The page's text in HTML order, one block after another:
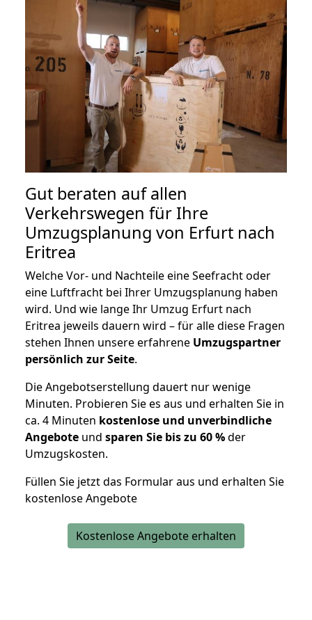
Gut beraten auf allen
Verkehrswegen für Ihre
Umzugsplanung von Erfurt nach
Eritrea
Welche Vor- und Nachteile eine Seefracht oder
eine Luftfracht bei Ihrer Umzugsplanung haben
wird. Und wie lange Ihr Umzug Erfurt nach
Eritrea jeweils dauern wird – für alle diese Fragen
stehen Ihnen unsere erfahrene Umzugspartner
persönlich zur Seite.
Die Angebotserstellung dauert nur wenige
Minuten. Probieren Sie es aus und erhalten Sie in
ca. 4 Minuten kostenlose und unverbindliche
Angebote und sparen Sie bis zu 60 %der
Umzugskosten.
Füllen Sie jetzt das Formular aus und erhalten Sie
kostenlose Angebote
Kostenlose Angebote erhalten